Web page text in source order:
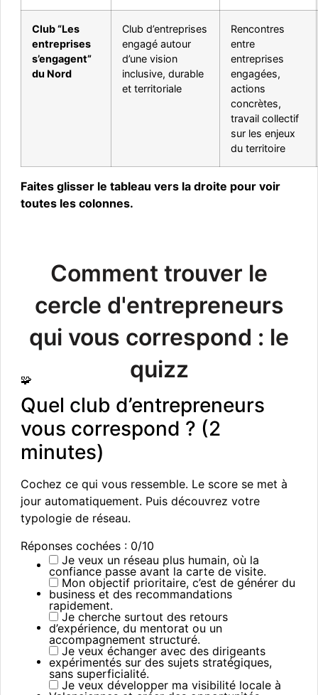
Club “Les
entreprises
s’engagent”
du Nord
Club d’entreprises
engagé autour
d’une vision
inclusive, durable
et territoriale
Rencontres
entre
entreprises
engagées,
actions
concrètes,
travail collectif
sur les enjeux
du territoire
Faites glisser le tableau vers la droite pour voir
toutes les colonnes.
Comment trouver le
cercle d'entrepreneurs
qui vous correspond : le
quizz
🧩
Quel club d’entrepreneurs
vous correspond ? (2
minutes)
Cochez ce qui vous ressemble. Le score se met à
jour automatiquement. Puis découvrez votre
typologie de réseau.
Réponses cochées : 0/10
Je veux un réseau plus humain, où la
confiance passe avant la carte de visite.
Mon objectif prioritaire, c’est de générer du
business et des recommandations
rapidement.
Je cherche surtout des retours
d’expérience, du mentorat ou un
accompagnement structuré.
Je veux échanger avec des dirigeants
expérimentés sur des sujets stratégiques,
sans superficialité.
Je veux développer ma visibilité locale à